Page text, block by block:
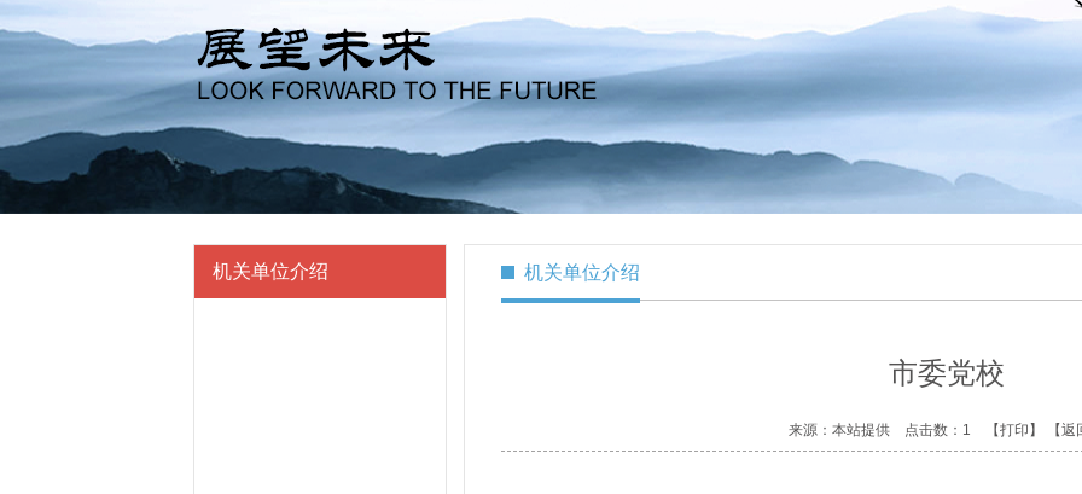
机关单位介绍 机关单位介绍
市委党校
来源：本站提供 点击数：1 【打印】 【